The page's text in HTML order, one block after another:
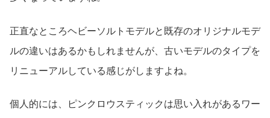
正直なところヘビーソルトモデルと既存のオリジナルモデ
ルの違いはあるかもしれませんが、古いモデルのタイプを
リニューアルしている感じがしますよね。
個人的には、ピンクロウスティックは思い入れがあるワー